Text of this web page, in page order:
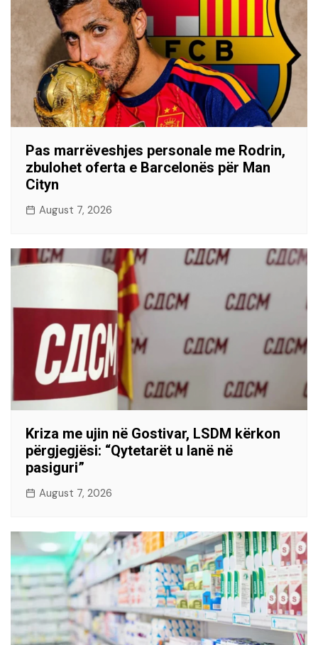
Pas marrëveshjes personale me Rodrin,
zbulohet oferta e Barcelonës për Man
Cityn
August 7, 2026
Kriza me ujin në Gostivar, LSDM kërkon
përgjegjësi: “Qytetarët u lanë në
pasiguri”
August 7, 2026